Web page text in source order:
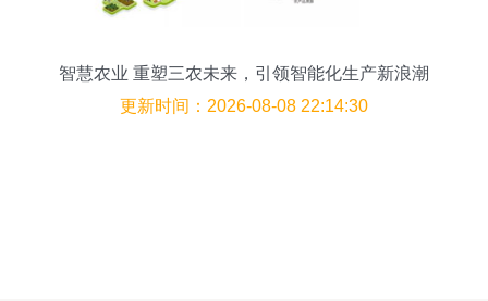
智慧农业 重塑三农未来，引领智能化生产新浪潮
更新时间：2026-08-08 22:14:30